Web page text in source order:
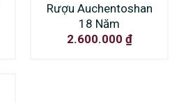
Rượu Auchentoshan
18 Năm
2.600.000 ₫